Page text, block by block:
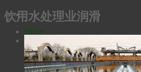
Home
关于我们
使命申明
公司历史
瑞安勃安全科技
饮用水处理业润滑